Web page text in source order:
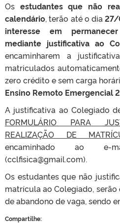
TELEFONES
Os estudantes que não
calendário, terão até o dia
interesse em
mediante justificativa ao
encaminharem a
matriculados
zero crédito e sem carga
Ensino Remoto Emergencial
A justificativa ao Colegiado
FORMULÁRIO PARA
REALIZAÇÃO DE
encaminhado ao e-
(cclfisica@gmail.com).
Os estudantes que não
matrícula ao Colegiado,
de abandono de vaga, sendo
Compartilhe: